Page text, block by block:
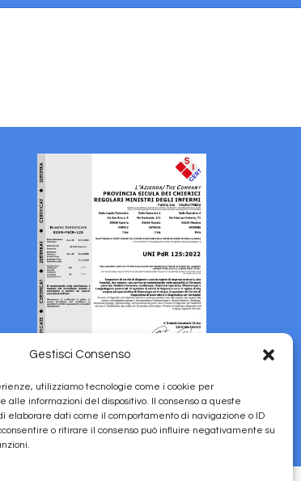
Gestisci Consenso
utilizziamo tecnologie come i cookie per
alle informazioni del dispositivo. Il consenso a queste
elaborare dati come il comportamento di navigazione o ID
o ritirare il consenso può influire negativamente su
Privacy